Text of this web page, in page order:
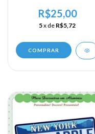
New York - Albany
R$25,00
5x de R$5,72
COMPRAR